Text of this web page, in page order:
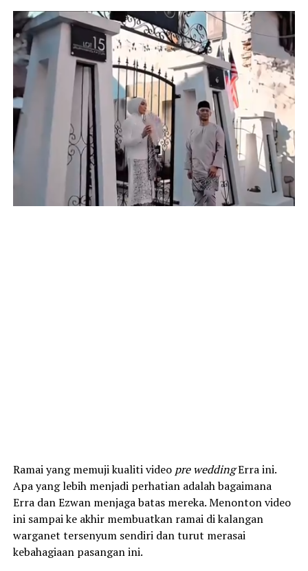
Ramai yang memuji kualiti video pre weddingErra ini.
Apa yang lebih menjadi perhatian adalah bagaimana
Erra dan Ezwan menjaga batas mereka. Menonton video
ini sampai ke akhir membuatkan ramai di kalangan
warganet tersenyum sendiri dan turut merasai
kebahagiaan pasangan ini.